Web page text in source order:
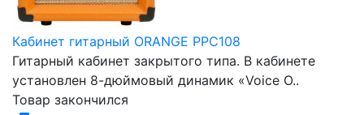
Кабинет гитарный ORANGE PPC108
Гитарный кабинет закрытого типа. В кабинете
установлен 8-дюймовый динамик «Voice O..
Товар закончился